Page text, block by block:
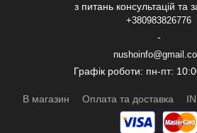
з питань консультацій та
+380983826776
-
Графік роботи: пн-пт:
В магазин Оплата та доставка